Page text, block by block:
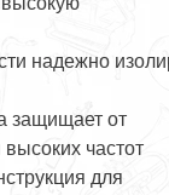
надежно
защищает от
частот
для